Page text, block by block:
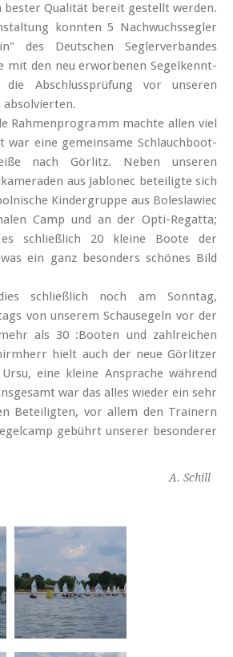
Qualität bereit gestellt werden.
konnten 5 Nachwuchs­segler
des Deutschen Segler­verbandes
mit den neu erworbenen Segel­kennt­
Abschluss­prüfung vor unseren
Rahmenprogramm machte allen viel
war eine gemeinsame Schlauch­boot-
nach Görlitz. Neben unseren
aus Jablonec beteiligte sich
Kindergruppe aus Boleslawiec
Camp und an der Opti-Regatta;
schließlich 20 kleine Boote der
ein ganz besonders schönes Bild
schließlich noch am Sonntag,
von unserem Schau­segeln vor der
als 30 :Booten und zahlreichen
hielt auch der neue Görlitzer
eine kleine Ansprache während
war das alles wieder ein sehr
Beteiligten, vor allem den Trainern
gebührt unserer besonderer
A. Schill